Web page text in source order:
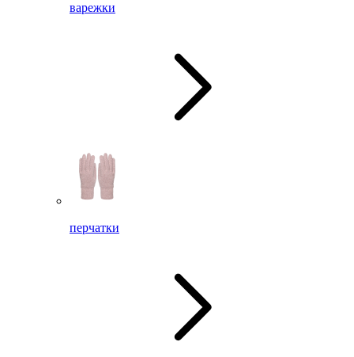
варежки
перчатки